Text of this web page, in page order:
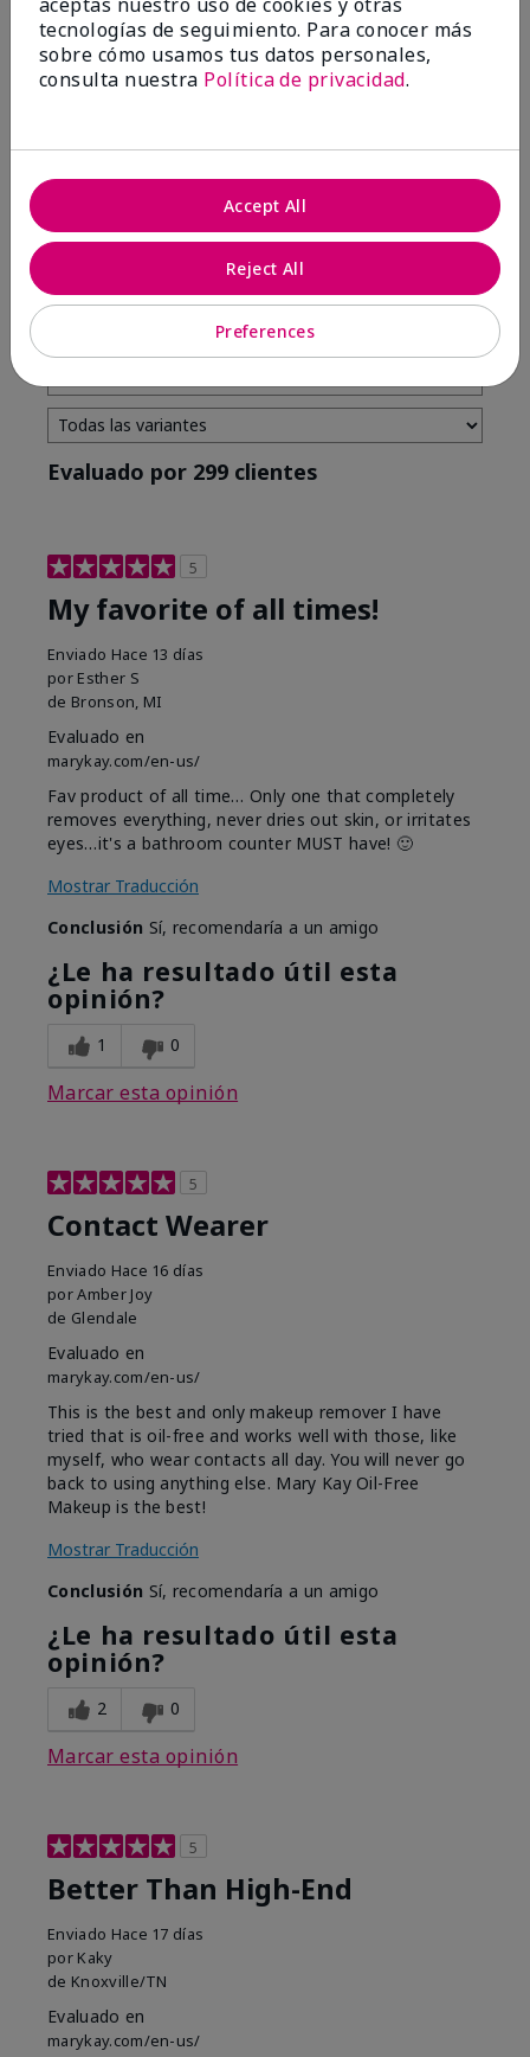
4 estrellas
7
3 estrellas
1 estrella
3
Tono De Piel
Filtrar
reseñas
por
piel
Evaluado por 299 clientes
5
My favorite of all times!
Enviado Hace 13 días
por Esther S
de Bronson, MI
Evaluado en
marykay.com/en-us/
Fav product of all time… Only one that completely
removes everything, never dries out skin, or irritates
eyes…it's a bathroom counter MUST have! 🙂
Mostrar Traducción
Conclusión Sí, recomendaría a un amigo
¿Le ha resultado útil esta
opinión?
1 0
Marcar esta opinión
5
Contact Wearer
Enviado Hace 16 días
porAmber Joy
de Glendale
Evaluado en
marykay.com/en-us/
This is the best and only makeup remover I have
tried that is oil-free and works well with those, like
myself, who wear contacts all day. You will never go
back to using anything else. Mary Kay Oil-Free
Makeup is the best!
Mostrar Traducción
Conclusión Sí, recomendaría a un amigo
¿Le ha resultado útil esta
opinión?
2 0
Marcar esta opinión
5
Better Than High-End
Enviado Hace 17 días
por Kaky
de Knoxville/TN
Evaluado en
marykay.com/en-us/
tecnologías de seguimiento. Para conocer más
sobre cómo usamos tus datos personales,
consulta nuestra Política de privacidad.
Preferences
Reject All
Accept All